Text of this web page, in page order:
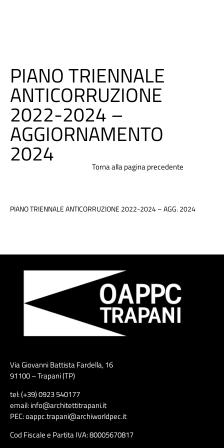
PIANO TRIENNALE
ANTICORRUZIONE
2022-2024 –
AGGIORNAMENTO
2024 Torna alla pagina precedente
PIANO TRIENNALE ANTICORRUZIONE 2022-2024 – AGG. 2024
Via Giovanni Battista Fardella, 16
91100 – Trapani (TP)
tel: (+39) 0923 540177
email: info@architettitrapani.it
PEC: oappc.trapani@archiworldpec.it
Cod Fiscale e Partita IVA: 80005670817